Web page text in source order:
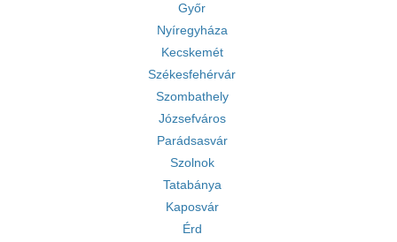
Győr
Nyíregyháza
Kecskemét
Székesfehérvár
Szombathely
Józsefváros
Parádsasvár
Szolnok
Tatabánya
Kaposvár
Érd